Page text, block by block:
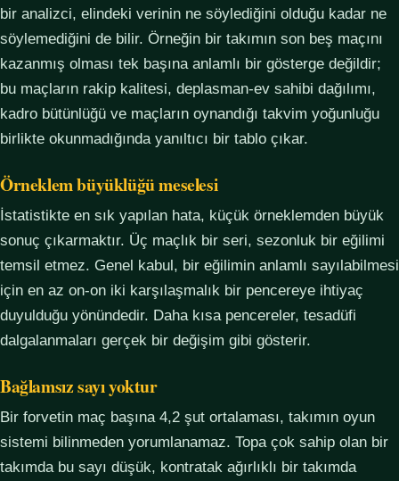
bir analizci, elindeki verinin ne söylediğini olduğu kadar ne
söylemediğini de bilir. Örneğin bir takımın son beş maçını
kazanmış olması tek başına anlamlı bir gösterge değildir;
bu maçların rakip kalitesi, deplasman-ev sahibi dağılımı,
kadro bütünlüğü ve maçların oynandığı takvim yoğunluğu
birlikte okunmadığında yanıltıcı bir tablo çıkar.
Örneklem büyüklüğü meselesi
İstatistikte en sık yapılan hata, küçük örneklemden büyük
sonuç çıkarmaktır. Üç maçlık bir seri, sezonluk bir eğilimi
temsil etmez. Genel kabul, bir eğilimin anlamlı sayılabilmesi
için en az on-on iki karşılaşmalık bir pencereye ihtiyaç
duyulduğu yönündedir. Daha kısa pencereler, tesadüfi
dalgalanmaları gerçek bir değişim gibi gösterir.
Bağlamsız sayı yoktur
Bir forvetin maç başına 4,2 şut ortalaması, takımın oyun
sistemi bilinmeden yorumlanamaz. Topa çok sahip olan bir
takımda bu sayı düşük, kontratak ağırlıklı bir takımda